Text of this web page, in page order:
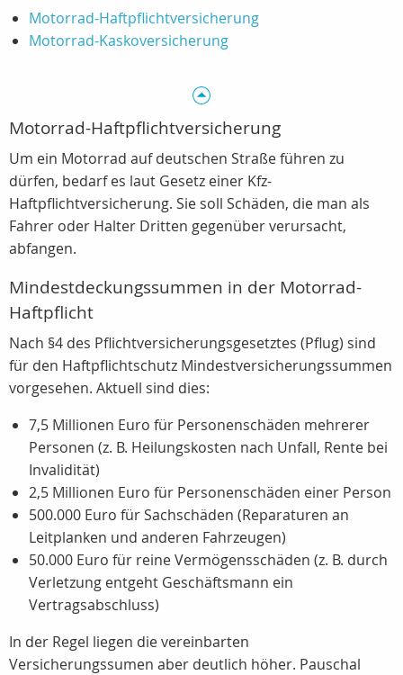
Motorrad-Haftpflichtversicherung
Motorrad-Kaskoversicherung
Motorrad-Haftpflichtversicherung
Um ein Motorrad auf deutschen Straße führen zu
dürfen, bedarf es laut Gesetz einer Kfz-
Haftpflichtversicherung. Sie soll Schäden, die man als
Fahrer oder Halter Dritten gegenüber verursacht,
abfangen.
Mindestdeckungssummen in der Motorrad-
Haftpflicht
Nach §4 des Pflichtversicherungsgesetztes (Pflug) sind
für den Haftpflichtschutz Mindestversicherungssummen
vorgesehen. Aktuell sind dies:
7,5 Millionen Euro für Personenschäden mehrerer
Personen (z. B. Heilungskosten nach Unfall, Rente bei
Invalidität)
2,5 Millionen Euro für Personenschäden einer Person
500.000 Euro für Sachschäden (Reparaturen an
Leitplanken und anderen Fahrzeugen)
50.000 Euro für reine Vermögensschäden (z. B. durch
Verletzung entgeht Geschäftsmann ein
Vertragsabschluss)
In der Regel liegen die vereinbarten
Versicherungssumen aber deutlich höher. Pauschal